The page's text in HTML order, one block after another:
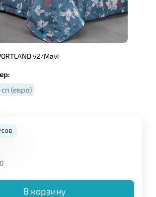
v2/Mavi
(евро)
В корзину